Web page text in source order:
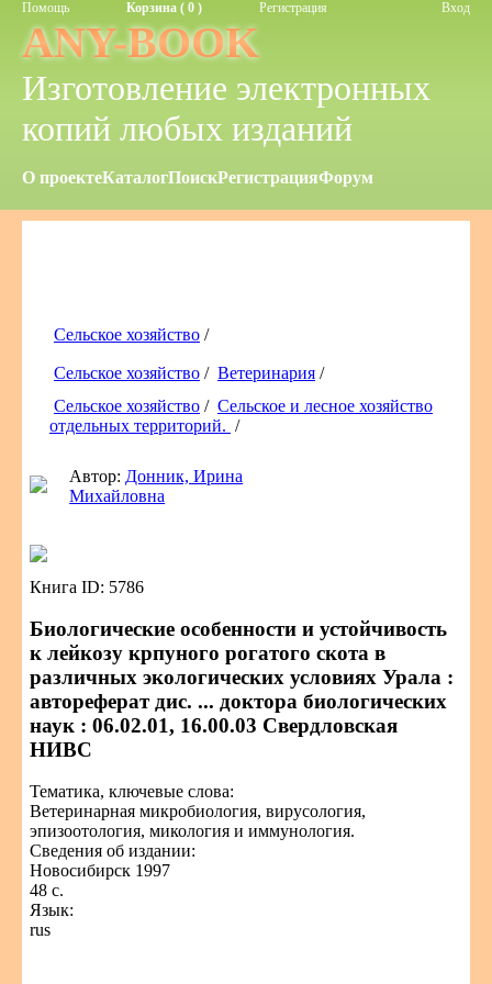
Помощь Корзина ( 0 ) Регистрация Вход
ANY-BOOK
Изготовление электронных
копий любых изданий
О проектеКаталогПоискРегистрацияФорум
Сельское хозяйство /
Сельское хозяйство / Ветеринария /
Сельское хозяйство / Сельское и лесное хозяйство
отдельных территорий. /
Автор: Донник, Ирина
Михайловна
Книга ID: 5786
Биологические особенности и устойчивость
к лейкозу крпуного рогатого скота в
различных экологических условиях Урала :
автореферат дис. ... доктора биологических
наук : 06.02.01, 16.00.03 Свердловская
НИВС
Тематика, ключевые слова:
Ветеринарная микробиология, вирусология,
эпизоотология, микология и иммунология.
Сведения об издании:
Новосибирск 1997
48 с.
Язык:
rus